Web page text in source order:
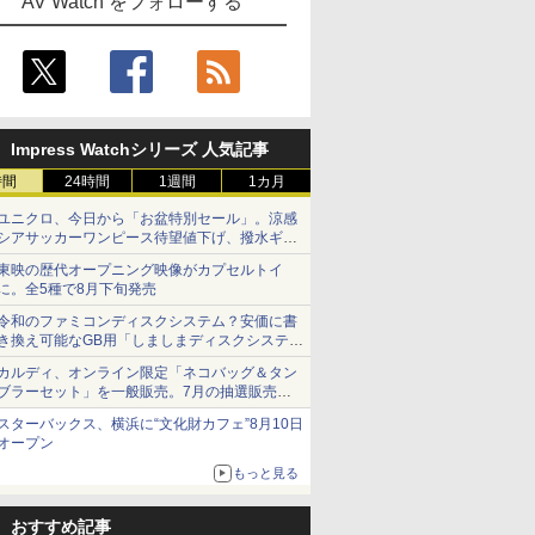
Impress Watchシリーズ 人気記事
24時間 1週間 1カ月
ニクロ、今日から「お盆特別セール」。涼感
アサッカーワンピース待望値下げ、撥水ギア
ョーツは1990円に
映の歴代オープニング映像がカプセルトイ
。全5種で8月下旬発売
和のファミコンディスクシステム？安価に書
換え可能なGB用「しましまディスクシステ
」
ルディ、オンライン限定「ネコバッグ＆タン
ラーセット」を一般販売。7月の抽選販売の
選無効分
ターバックス、横浜に“文化財カフェ”8月10日
ープン
もっと見る
おすすめ記事